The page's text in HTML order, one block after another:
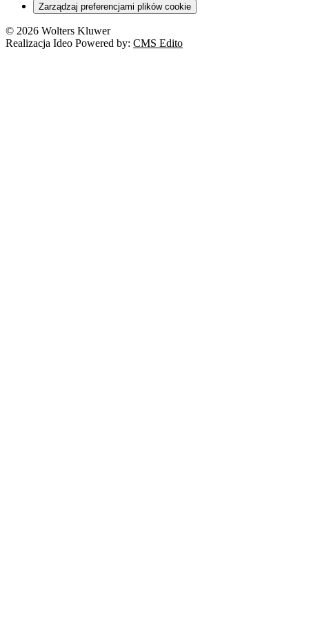
Zarządzaj preferencjami plików cookie
© 2026 Wolters Kluwer
Realizacja Ideo Powered by: CMS Edito